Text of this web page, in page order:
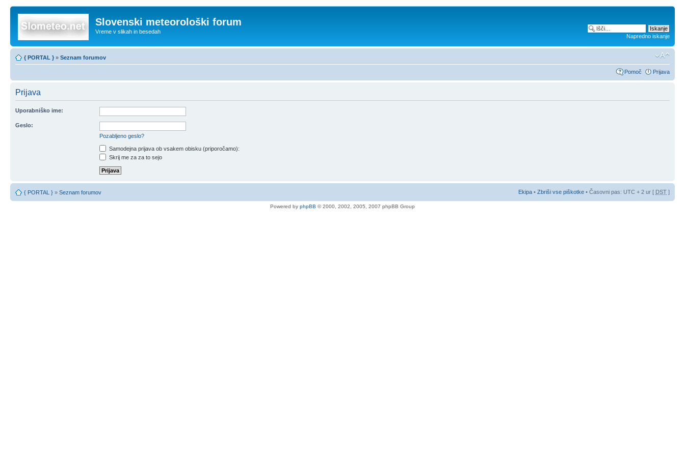
Slovenski meteorološki forum
Vreme v slikah in besedah
Napredno iskanje
{ PORTAL } » Seznam forumov
Pomoč Prijava
Prijava
Uporabniško ime:
Geslo:
Pozabljeno geslo?
Samodejna prijava ob vsakem obisku (priporočamo):
Skrij me za za to sejo
{ PORTAL } » Seznam forumov Ekipa • Zbriši vse piškotke • Časovni pas: UTC + 2 ur [ DST ]
Powered by phpBB © 2000, 2002, 2005, 2007 phpBB Group